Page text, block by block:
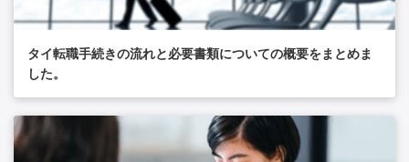
タイ転職手続きの流れと必要書類についての概要をまとめま
した。